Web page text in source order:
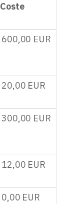
Coste
600,00 EUR
20,00 EUR
300,00 EUR
12,00 EUR
0,00 EUR